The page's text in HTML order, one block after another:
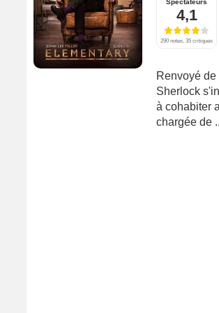
Spectateurs
4,1
290 notes, 35 critiques
Renvoyé
Sherlock
à cohabiter
chargée de